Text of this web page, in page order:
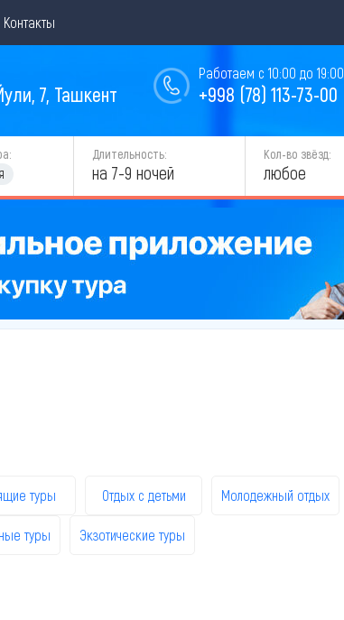
Контакты
Работаем с 10:00 до 19:00
+998 (78) 113-73-00
7, Ташкент
Длительность:
на 7-9 ночей
Кол-во звёзд:
любое
туры Отдых с детьми Молодежный отдых
туры Экзотические туры